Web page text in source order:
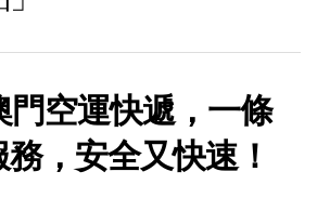
門空運快遞，一條
，安全又快速！